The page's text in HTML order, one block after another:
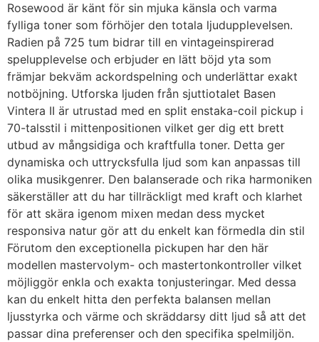
Rosewood är känt för sin mjuka känsla och varma
fylliga toner som förhöjer den totala ljudupplevelsen.
Radien på 725 tum bidrar till en vintageinspirerad
spelupplevelse och erbjuder en lätt böjd yta som
främjar bekväm ackordspelning och underlättar exakt
notböjning. Utforska ljuden från sjuttiotalet Basen
Vintera II är utrustad med en split enstaka-coil pickup i
70-talsstil i mittenpositionen vilket ger dig ett brett
utbud av mångsidiga och kraftfulla toner. Detta ger
dynamiska och uttrycksfulla ljud som kan anpassas till
olika musikgenrer. Den balanserade och rika harmoniken
säkerställer att du har tillräckligt med kraft och klarhet
för att skära igenom mixen medan dess mycket
responsiva natur gör att du enkelt kan förmedla din stil
Förutom den exceptionella pickupen har den här
modellen mastervolym- och mastertonkontroller vilket
möjliggör enkla och exakta tonjusteringar. Med dessa
kan du enkelt hitta den perfekta balansen mellan
ljusstyrka och värme och skräddarsy ditt ljud så att det
passar dina preferenser och den specifika spelmiljön.